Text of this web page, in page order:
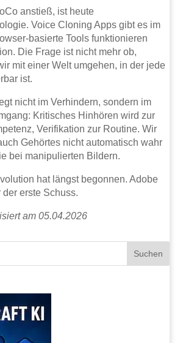
anstieß, ist heute
Voice Cloning Apps gibt es im
basierte Tools funktionieren
Die Frage ist nicht mehr ob,
mit einer Welt umgehen, in der jede
ist.
nicht im Verhindern, sondern im
Kritisches Hinhören wird zur
Verifikation zur Routine. Wir
Gehörtes nicht automatisch wahr
bei manipulierten Bildern.
hat längst begonnen. Adobe
erste Schuss.
am 05.04.2026